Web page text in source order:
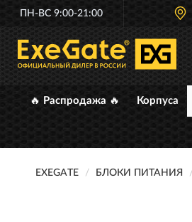
ПН-ВС 9:00-21:00
🔥 Распродажа 🔥 Корпуса
EXEGATE БЛОКИ ПИТАНИЯ